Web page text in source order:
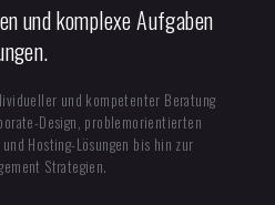
und komplexe Aufgaben
und kompetenter Beratung
Design, problemorientierten
Hosting-Lösungen bis hin zur
Strategien.